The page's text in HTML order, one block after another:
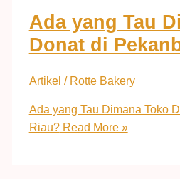
Ada yang Tau
Donat di
Artikel / Rotte Bakery
Ada yang Tau Dimana Toko
Riau?Read More »